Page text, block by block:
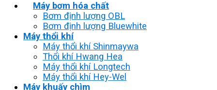
Máy bơm hóa chất
Bơm định lượng OBL
Bơm định lượng Bluewhite
Máy thổi khí
Máy thổi khí Shinmaywa
Thổi khí Hwang Hea
Máy thổi khí Longtech
Máy thổi khí Hey-Wel
Máy khuấy chìm